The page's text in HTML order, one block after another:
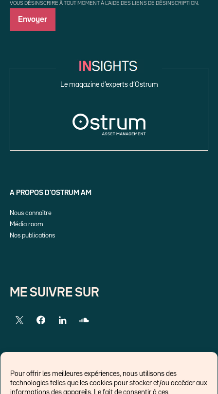
Pour offrir les meilleures expériences, nous utilisons des
technologies telles que les cookies pour stocker et/ou accéder aux
informations des appareils. Le fait de consentir à ces
VOUS DÉSINSCRIRE À TOUT MOMENT À L'AIDE DES LIENS DE DÉSINSCRIPTION.
Le magazine d’experts d’Ostrum
A PROPOS D’OSTRUM AM
Nous connaître
Média room
Nos publications
ME SUIVRE SUR
LIENS EXTERNES
Chroniques pour Forbes